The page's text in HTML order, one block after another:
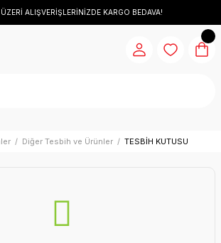
ALIŞVERİŞLERİNİZDE KARGO BEDAVA!
Diğer Tesbih ve Ürünler TESBİH KUTUSU